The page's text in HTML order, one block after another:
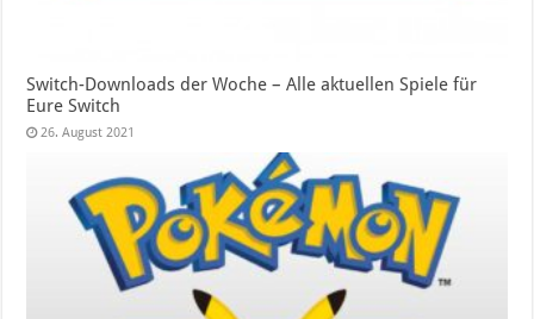
Switch-Downloads der Woche – Alle aktuellen Spiele für
Eure Switch
26. August 2021